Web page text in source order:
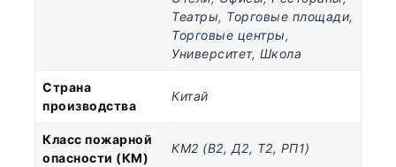
Театры, Торговые площади,
Торговые центры,
Университет, Школа
Страна
производства
Китай
Класс пожарной
опасности (КМ)
КМ2 (В2, Д2, Т2, РП1)